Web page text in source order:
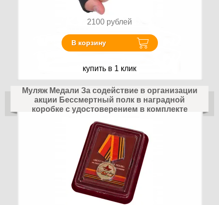
2100 рублей
В корзину
купить в 1 клик
Муляж Медали За содействие в организации
акции Бессмертный полк в наградной
коробке с удостоверением в комплекте